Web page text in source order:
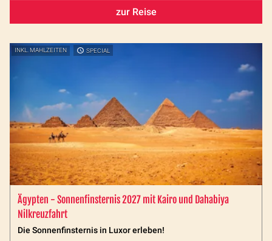
zur Reise
INKL. MAHLZEITEN SPECIAL
Ägypten - Sonnenfinsternis 2027 mit Kairo und Dahabiya
Nilkreuzfahrt
Die Sonnenfinsternis in Luxor erleben!